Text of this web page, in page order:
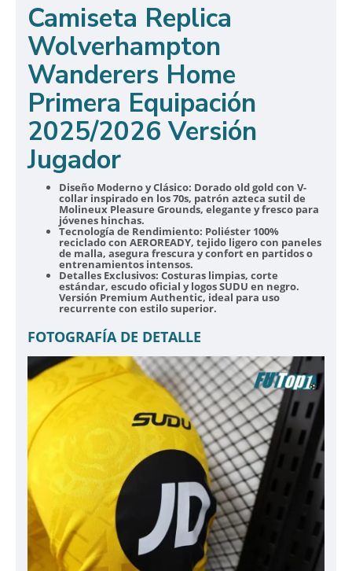
Camiseta Replica
Wolverhampton
Wanderers Home
Primera Equipación
2025/2026 Versión
Jugador
Diseño Moderno y Clásico: Dorado old gold con V-
collar inspirado en los 70s, patrón azteca sutil de
Molineux Pleasure Grounds, elegante y fresco para
jóvenes hinchas.
Tecnología de Rendimiento: Poliéster 100%
reciclado con AEROREADY, tejido ligero con paneles
de malla, asegura frescura y confort en partidos o
entrenamientos intensos.
Detalles Exclusivos: Costuras limpias, corte
estándar, escudo oficial y logos SUDU en negro.
Versión Premium Authentic, ideal para uso
recurrente con estilo superior.
FOTOGRAFÍA DE DETALLE